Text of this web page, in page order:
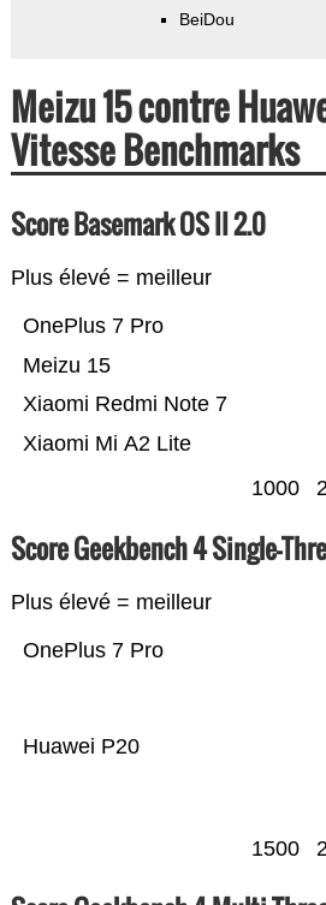
BeiDou
Meizu 15 contre
Vitesse Benchmarks
Score Basemark OS II 2.0
Plus élevé = meilleur
Xiaomi Mi A2 Lite
Xiaomi Redmi Note 7
Meizu 15
OnePlus 7 Pro
1000
Score Geekbench 4 Single-
Plus élevé = meilleur
Huawei P20
OnePlus 7 Pro
1500